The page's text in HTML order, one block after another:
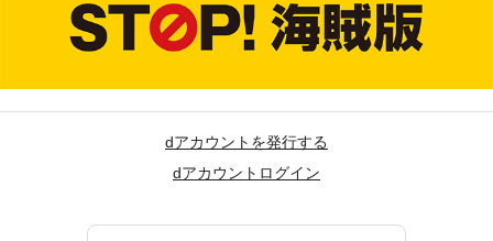
dアカウントを発行する
dアカウントログイン